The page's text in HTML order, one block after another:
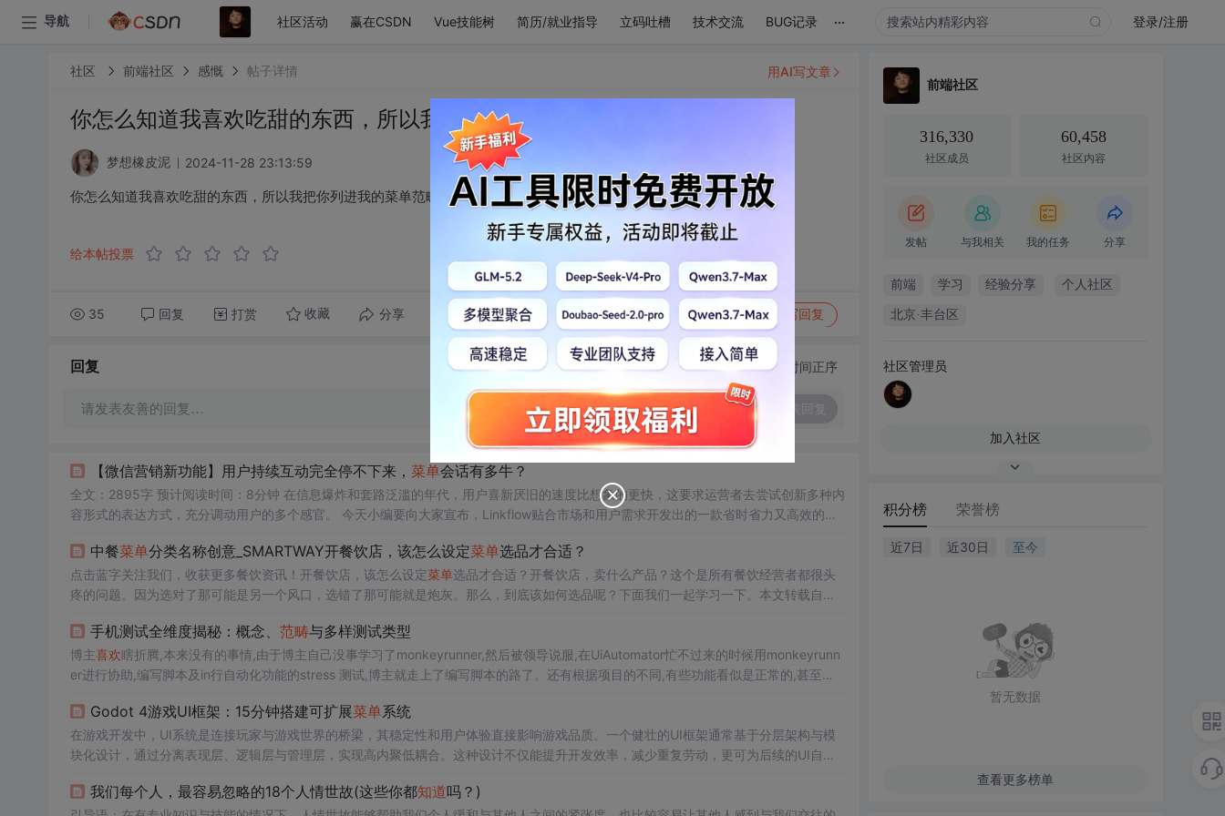
导航 社区活动 赢在CSDN Vue技能树 简历/就业指导 立码吐槽 技术交流 BUG记录 ... 登录/注册
社区 前端社区 感慨 帖子详情
你怎么知道我喜欢吃甜的东西，所以我把你列进我的菜单范畴里。
梦想橡皮泥 2024-11-28 23:13:59
你怎么知道我喜欢吃甜的东西，所以我把你列进我的菜单范畴里。
给本帖投票
35 回复 打赏 收藏 分享 转发到动态 举报 写回复
用AI写文章
回复 切换为时间正序
请发表友善的回复…
【微信营销新功能】用户持续互动完全停不下来， 菜单会话有多牛？
全文：2895字 预计阅读时间：8分钟 在信息爆炸和套路泛滥的年代，用户喜新厌旧的速度比想象的更快，这要求运营者去尝试创新多种内
容形式的表达方式，充分调动用户的多个感官。 今天小编要向大家宣布，Linkflow贴合市场和用户需求开发出的一款省时省力又高效的新
来！ 就在昨天，小编正端坐电脑前，苦思冥想最近选题的时候，产品女侠突然过来拍我肩膀：“你过来，给你看个好玩儿的！”小编将信
中餐菜单分类名称创意_SMARTWAY开餐饮店，该怎么设定菜单选品才合适？
点击蓝字关注我们，收获更多餐饮资讯！开餐饮店，该怎么设定菜单选品才合适？开餐饮店，卖什么产品？这个是所有餐饮经营者都很头
疼的问题。因为选对了那可能是另一个风口，选错了那可能就是炮灰。那么，到底该如何选品呢？下面我们一起学习一下。本文转载自餐
一。很多...
手机测试全维度揭秘：概念、 范畴与多样测试类型
博主喜欢瞎折腾,本来没有的事情,由于博主自己没事学习了monkeyrunner,然后被领导说服,在UiAutomator忙不过来的时候用monkeyrunn
er进行协助,编写脚本及in行自动化功能的stress 测试,博主就走上了编写脚本的路了。还有根据项目的不同,有些功能看似是正常的,甚至是
件测试，结构测试，电容电量测试,结构测试,温度测试,压力测试,抗摔打测试,兼容性测试等等。
Godot 4游戏UI框架：15分钟搭建可扩展菜单系统
在游戏开发中，UI系统是连接玩家与游戏世界的桥梁，其稳定性和用户体验直接影响游戏品质。一个健壮的UI框架通常基于分层架构与模
块化设计，通过分离表现层、逻辑层与管理层，实现高内聚低耦合。这种设计不仅能提升开发效率，减少重复劳动，更可为后续的UI自动
现代设计规范的界面系统。本文提供的Godot 4菜单系统模板，正是基于这一理念，为独立开发者和小型团队提供了一套开箱即用的解决
我们每个人，最容易忽略的18个人情世故(这些你都知道吗？)
前端社区
316,330
社区成员
60,458
社区内容
发帖 与我相关 我的任务 分享
前端 学习 经验分享 个人社区
北京·丰台区
社区管理员
加入社区
积分榜 荣誉榜
近7日 近30日 至今
暂无数据
查看更多榜单